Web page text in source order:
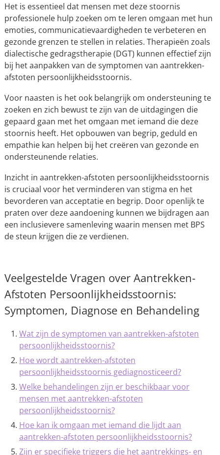
Het is essentieel dat mensen met deze stoornis
professionele hulp zoeken om te leren omgaan met hun
emoties, communicatievaardigheden te verbeteren en
gezonde grenzen te stellen in relaties. Therapieën zoals
dialectische gedragstherapie (DGT) kunnen effectief zijn
bij het aanpakken van de symptomen van aantrekken-
afstoten persoonlijkheidsstoornis.
Voor naasten is het ook belangrijk om ondersteuning te
zoeken en zich bewust te zijn van de uitdagingen die
gepaard gaan met het omgaan met iemand die deze
stoornis heeft. Het opbouwen van begrip, geduld en
empathie kan helpen bij het creëren van gezonde en
ondersteunende relaties.
Inzicht in aantrekken-afstoten persoonlijkheidsstoornis
is cruciaal voor het verminderen van stigma en het
bevorderen van acceptatie en begrip. Door openlijk te
praten over deze aandoening kunnen we bijdragen aan
een inclusievere samenleving waarin mensen met BPS
de steun krijgen die ze verdienen.
Veelgestelde Vragen over Aantrekken-
Afstoten Persoonlijkheidsstoornis:
Symptomen, Diagnose en Behandeling
Wat zijn de symptomen van aantrekken-afstoten
persoonlijkheidsstoornis?
Hoe wordt aantrekken-afstoten
persoonlijkheidsstoornis gediagnosticeerd?
Welke behandelingen zijn er beschikbaar voor
mensen met aantrekken-afstoten
persoonlijkheidsstoornis?
Hoe kan ik omgaan met iemand die lijdt aan
aantrekken-afstoten persoonlijkheidsstoornis?
Zijn er specifieke triggers die het aantrekkings- en